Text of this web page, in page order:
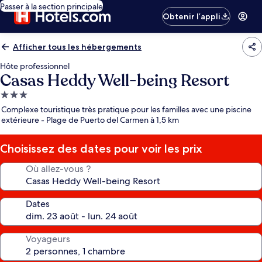
Passer à la section principale
Obtenir l’appli
Afficher tous les hébergements
Hôte professionnel
Casas Heddy Well-being Resort
Hébergement
3.0 étoiles
Complexe touristique très pratique pour les familles avec une piscine
extérieure - Plage de Puerto del Carmen à 1,5 km
Choisissez des dates pour voir les prix
Où allez-vous ?
Dates
Voyageurs